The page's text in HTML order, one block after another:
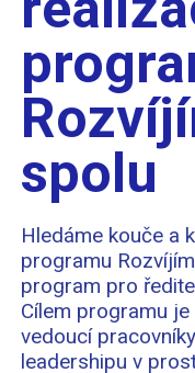
spolu
Hledáme kouče a
programu
program pro
Cílem programu
vedoucí
leadershipu v